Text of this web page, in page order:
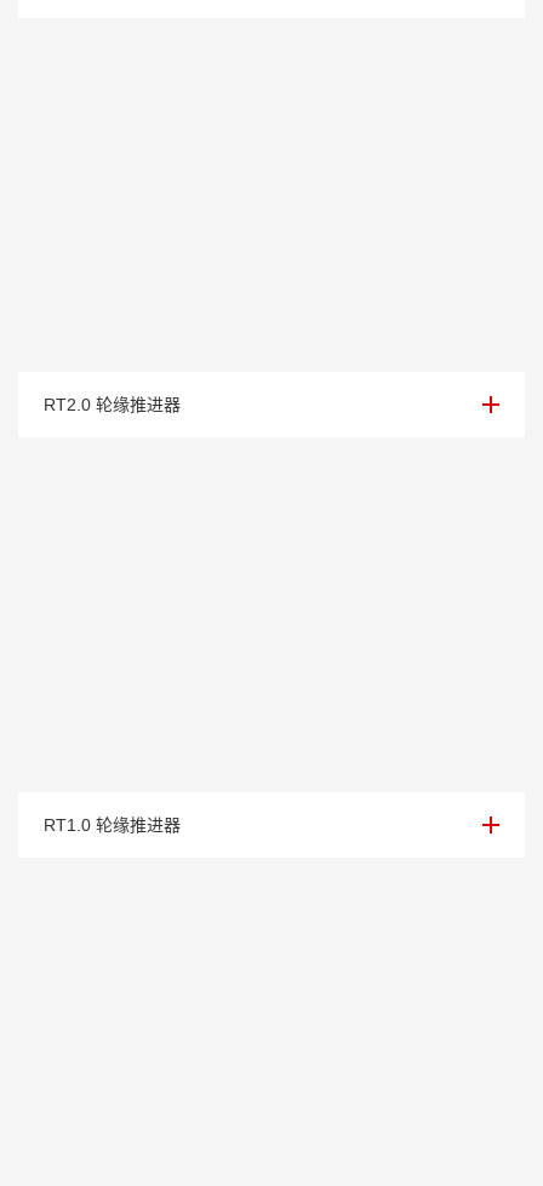
轮缘推进器（2.0kw）
RT2.0 轮缘推进器
轮缘推进器（1.0kw）
RT1.0 轮缘推进器